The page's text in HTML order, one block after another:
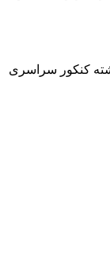
کنکور سراسری